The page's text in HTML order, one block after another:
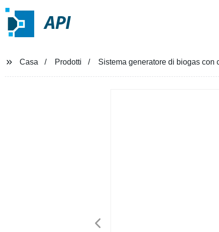
API
Casa Prodotti Sistema generatore di biogas con